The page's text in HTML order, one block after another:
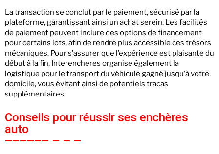
La transaction se conclut par le paiement, sécurisé par la
plateforme, garantissant ainsi un achat serein. Les facilités
de paiement peuvent inclure des options de financement
pour certains lots, afin de rendre plus accessible ces trésors
mécaniques. Pour s’assurer que l’expérience est plaisante du
début à la fin, Interencheres organise également la
logistique pour le transport du véhicule gagné jusqu’à votre
domicile, vous évitant ainsi de potentiels tracas
supplémentaires.
Conseils pour réussir ses enchères
auto